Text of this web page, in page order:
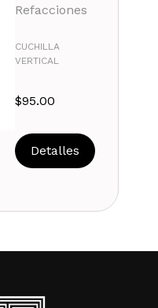
Refacciones
CUCHILLA
VERTICAL
$95.00
Detalles